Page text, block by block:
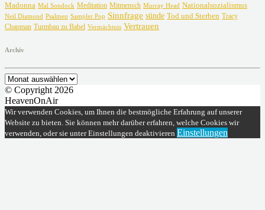
Madonna Mal Sondock Meditation Mitmensch Murray Head Nationalsozialismus
Neil Diamond Psalmen Sampler Pop Sinnfrage sünde Tod und Sterben Tracy
Chapman Turmbau zu Babel Vermächtnis Vertrauen
Archiv
Archiv
© Copyright 2026
HeavenOnAir
Wir verwenden Cookies, um Ihnen die bestmögliche Erfahrung auf unserer
Website zu bieten. Sie können mehr darüber erfahren, welche Cookies wir
verwenden, oder sie unter Einstellungen deaktivieren Einstellungen